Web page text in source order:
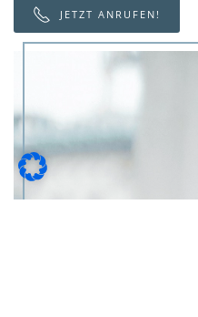
JETZT ANRUFEN!